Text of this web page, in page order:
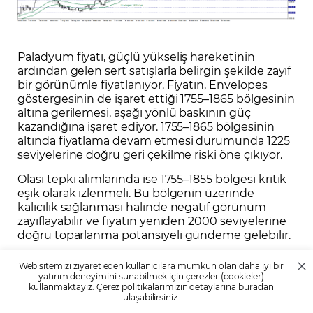
Paladyum fiyatı, güçlü yükseliş hareketinin
ardından gelen sert satışlarla belirgin şekilde zayıf
bir görünümle fiyatlanıyor. Fiyatın, Envelopes
göstergesinin de işaret ettiği 1755–1865 bölgesinin
altına gerilemesi, aşağı yönlü baskının güç
kazandığına işaret ediyor. 1755–1865 bölgesinin
altında fiyatlama devam etmesi durumunda 1225
seviyelerine doğru geri çekilme riski öne çıkıyor.
Olası tepki alımlarında ise 1755–1855 bölgesi kritik
eşik olarak izlenmeli. Bu bölgenin üzerinde
kalıcılık sağlanması halinde negatif görünüm
zayıflayabilir ve fiyatın yeniden 2000 seviyelerine
doğru toparlanma potansiyeli gündeme gelebilir.
BAKIR
Kısa Performans Özeti (2025 & Ocak 2026)
Bakır fiyatları 2025 yılı boyunca güçlü bir
Web sitemizi ziyaret eden kullanıcılara mümkün olan daha iyi bir
yatırım deneyimini sunabilmek için çerezler (cookieler)
kullanmaktayız. Çerez politikalarımızın detaylarına buradan
ulaşabilirsiniz.